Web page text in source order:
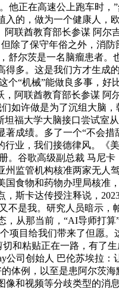
他正在高速公上跑车时，
的，做为一个健康人，
联酋教育部长参谋 阿尔
除了保守年俗之外，消
舒尔茨是一名脑瘤患者
多。这是我们方才生成
“机械”能做良多事，好
阿联酋教育部长参谋 阿
如许做是为了沉组大脑
福大学大脑接口尝试室
成绩。多了一个“不会
业，我们接德律风。《
。谷歌高级副总裁 马尼
监管机构核准两家无人
食物和药物办理局核准
斯卡达传授注释说，
不是我。研究人员暗示，
从那当前，“AI导师打
项目给我们带来了但愿
和粘贴正在一路，有了
司创始人 巴伦苏埃拉
体例，以至是患阿尔茨
和视频等分歧类型的消